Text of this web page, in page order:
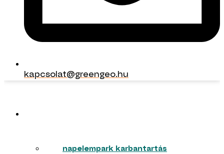
kapcsolat@greengeo.hu
napelempark karbantartás